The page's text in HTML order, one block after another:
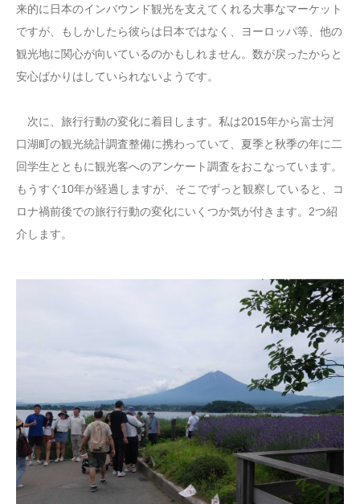
来的に日本のインバウンド観光を支えてくれる大事なマーケット
ですが、もしかしたら彼らは日本ではなく、ヨーロッパ等、他の
観光地に関心が向いているのかもしれません。数が戻ったからと
安心ばかりはしていられないようです。
次に、旅行行動の変化に着目します。私は2015年から富士河
口湖町の観光統計調査整備に携わっていて、夏季と秋季の年に二
回学生とともに観光客へのアンケート調査をおこなっています。
もうすぐ10年が経過しますが、そこでずっと観察していると、コ
ロナ禍前後での旅行行動の変化にいくつか気が付きます。2つ紹
介します。